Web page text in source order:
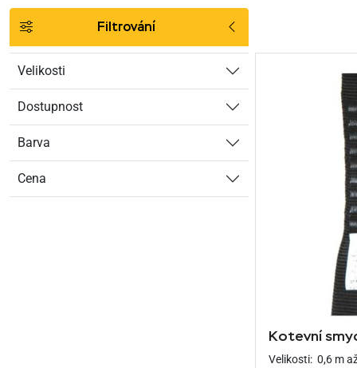
Filtrování
Velikosti
Dostupnost
Barva
Cena
Kotevní
Velikosti: 0,6 m